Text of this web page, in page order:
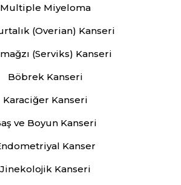
Multiple Miyeloma
(Overian) Kanseri
(Serviks) Kanseri
Böbrek Kanseri
Karaciğer Kanseri
ve Boyun Kanseri
Kanser
Jinekolojik Kanseri